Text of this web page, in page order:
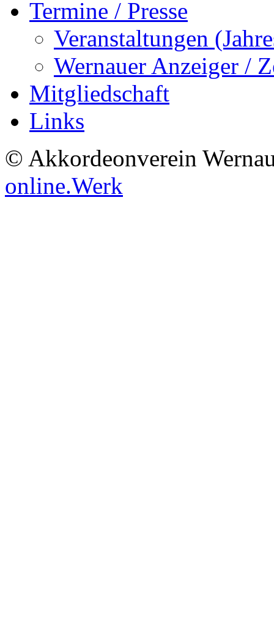
Termine / Presse
Veranstaltungen
Wernauer Anzeiger /
Mitgliedschaft
Links
© Akkordeonverein
online.Werk